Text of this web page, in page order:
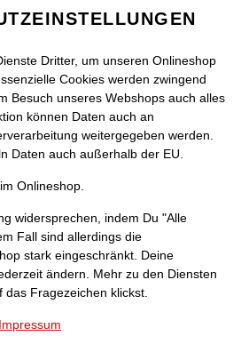
Dritter, um unseren Onlineshop
Cookies werden zwingend
Besuch unseres Webshops auch alles
können Daten auch an
weitergegeben werden.
Daten auch außerhalb der EU.
Onlineshop.
widersprechen, indem Du "Alle
Fall sind allerdings die
stark eingeschränkt. Deine
ändern. Mehr zu den Diensten
Fragezeichen klickst.
Impressum